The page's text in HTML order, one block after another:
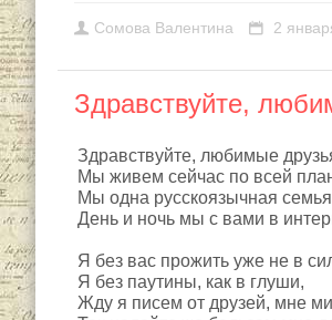
Сомовa Валентина 2
Здравствуйте,
Здравствуйте, любимые
Мы живем сейчас по всей
Мы одна русскоязычная
День и ночь мы с вами в
Я без вас прожить уже не в
Я без паутины, как в глуши,
Жду я писем от друзей, мне